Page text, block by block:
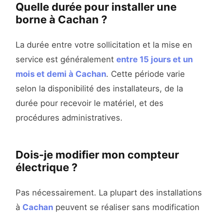
Quelle durée pour installer une
borne à Cachan ?
La durée entre votre sollicitation et la mise en
service est généralement entre 15 jours et un
mois et demi à Cachan. Cette période varie
selon la disponibilité des installateurs, de la
durée pour recevoir le matériel, et des
procédures administratives.
Dois-je modifier mon compteur
électrique ?
Pas nécessairement. La plupart des installations
à Cachan peuvent se réaliser sans modification